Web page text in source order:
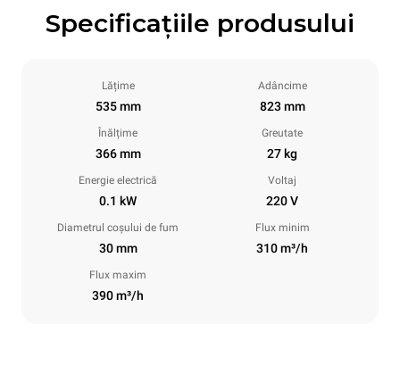
Specificațiile produsului
Lățime
535 mm
Adâncime
823 mm
Înălțime
366 mm
Greutate
27 kg
Energie electrică
0.1 kW
Voltaj
220 V
Diametrul coșului de fum
30 mm
Flux minim
310 m³/h
Flux maxim
390 m³/h